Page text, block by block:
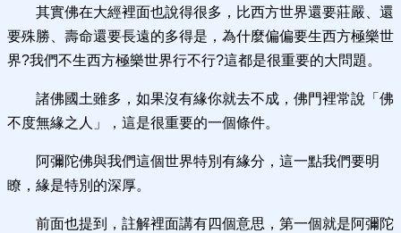
其實佛在大經裡面也說得很多，比西方世界還要莊嚴、還
要殊勝、壽命還要長遠的多得是，為什麼偏偏要生西方極樂世
界?我們不生西方極樂世界行不行?這都是很重要的大問題。
諸佛國土雖多，如果沒有緣你就去不成，佛門裡常說「佛
不度無緣之人」，這是很重要的一個條件。
阿彌陀佛與我們這個世界特別有緣分，這一點我們要明
瞭，緣是特別的深厚。
前面也提到，註解裡面講有四個意思，第一個就是阿彌陀